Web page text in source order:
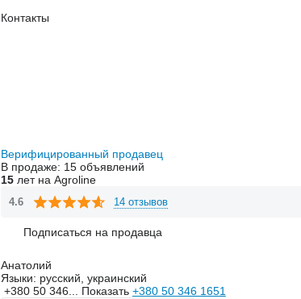
Контакты
Верифицированный продавец
В продаже: 15 объявлений
15лет на Agroline
4.6 14 отзывов
Подписаться на продавца
Анатолий
Языки: русский, украинский
+380 50 346... Показать +380 50 346 1651